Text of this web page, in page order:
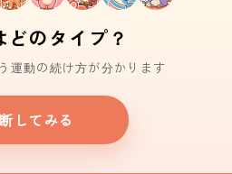
どのタイプ？
運動の続け方が分かります
してみる